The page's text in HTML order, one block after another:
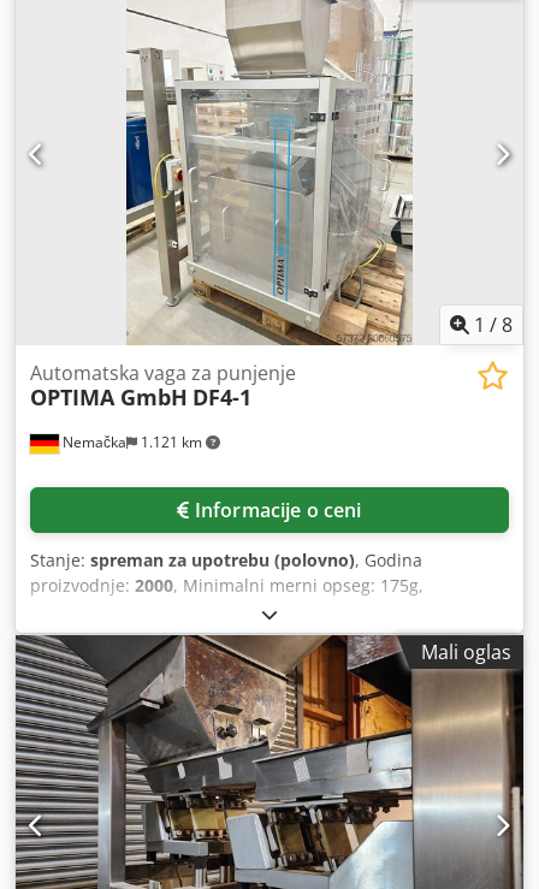
Moguća je inspekcija na licu mesta. Dksdpfewqf T Rjx Am
1 /8
Nemačka 1.121 km
Automatska vaga za punjenje
OPTIMA GmbH DF4-1
Informacije o ceni
Stanje: spreman za upotrebu (polovno), Godina
proizvodnje: 2000, Minimalni merni opseg: 175g,
temperaturni opseg: 10-40°C, napon: 230V, frekvencija:
50Hz, sa EU izjavom o usklađenosti. Moguća je inspekcija
na licu mesta, uređaj nije pod naponom. Dedpfx Amjx Aum
Ue Sjkr
Mali oglas